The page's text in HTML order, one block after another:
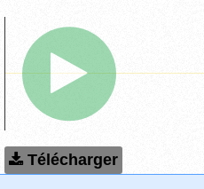
Télécharger